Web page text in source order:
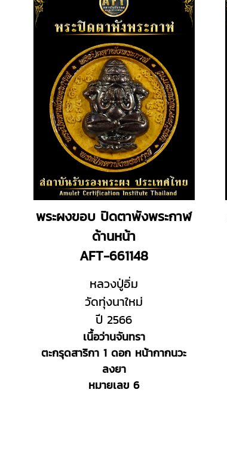
พระผงขอบ ปิดตาพังพระกาฬ
ด้านหน้า
AFT-661148
หลวงปู่อิ่ม
วัดทุ่งนาใหม่
ปี 2566
เนื้อว่านจันทรา
ตะกรุดสาริกา 1 ดอก หน้ากากนวะ
ลงยา
หมายเลข 6